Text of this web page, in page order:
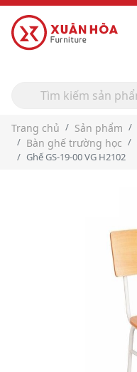
Trang chủ Sản phẩm
Bàn ghế trường học
Ghế GS-19-00 VG H2102